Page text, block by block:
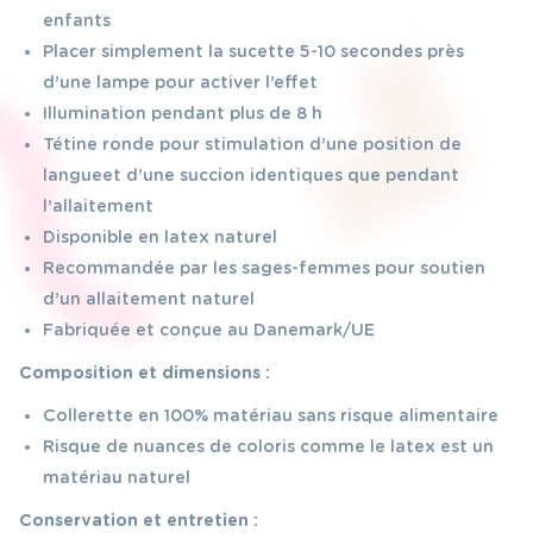
enfants
Placer simplement la sucette 5-10 secondes près
d’une lampe pour activer l’effet
Illumination pendant plus de 8 h
Tétine ronde pour stimulation d’une position de
langueet d’une succion identiques que pendant
l’allaitement
Disponible en latex naturel
Recommandée par les sages-femmes pour soutien
d’un allaitement naturel
Fabriquée et conçue au Danemark/UE
Composition et dimensions :
Collerette en 100% matériau sans risque alimentaire
Risque de nuances de coloris comme le latex est un
matériau naturel
Conservation et entretien :